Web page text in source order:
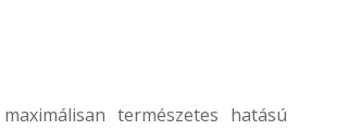
természetes hatású